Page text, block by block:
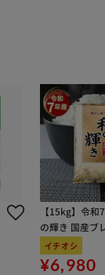
【15kg】令和
の輝き 国産ブ
kg×3袋
イチオシ
¥6,980